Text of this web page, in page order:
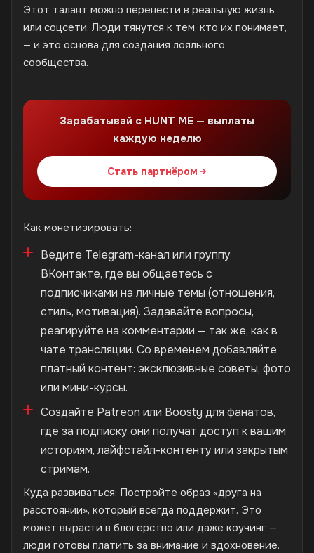
Этот талант можно перенести в реальную жизнь
или соцсети. Люди тянутся к тем, кто их понимает,
— и это основа для создания лояльного
сообщества.
Зарабатывай с HUNT ME — выплаты
каждую неделю
Стать партнёром
Как монетизировать:
Ведите Telegram-канал или группу
ВКонтакте, где вы общаетесь с
подписчиками на личные темы (отношения,
стиль, мотивация). Задавайте вопросы,
реагируйте на комментарии — так же, как в
чате трансляции. Со временем добавляйте
платный контент: эксклюзивные советы, фото
или мини-курсы.
Создайте Patreon или Boosty для фанатов,
где за подписку они получат доступ к вашим
историям, лайфстайл-контенту или закрытым
стримам.
Куда развиваться: Постройте образ «друга на
расстоянии», который всегда поддержит. Это
может вырасти в блогерство или даже коучинг —
люди готовы платить за внимание и вдохновение.